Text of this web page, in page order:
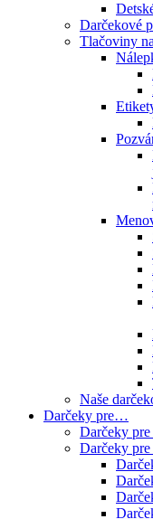
Darčekové
Tlačoviny
Naše
Darčeky pre…
Darčeky
Darčeky